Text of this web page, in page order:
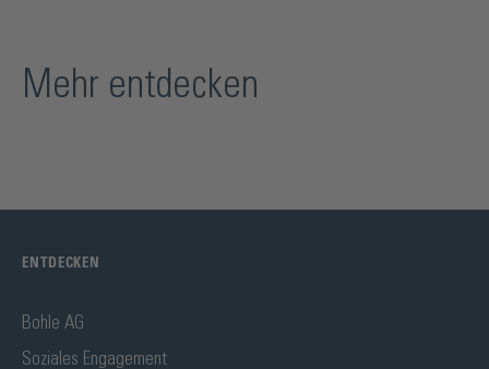
Mehr entdecken
ENTDECKEN
Bohle AG
Soziales Engagement